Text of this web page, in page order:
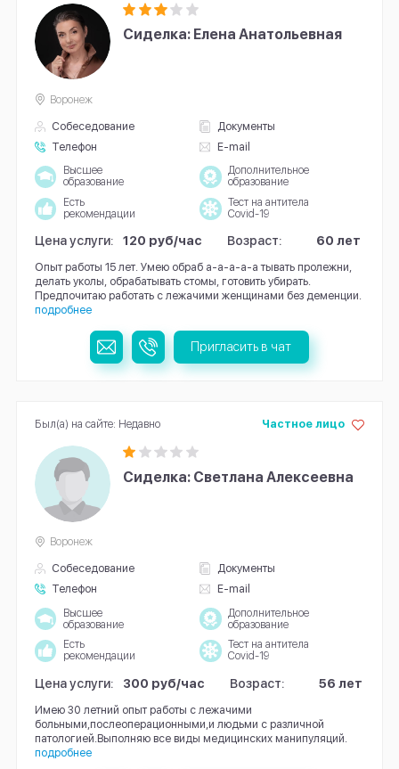
Сиделка: Елена Анатольевная
Собеседование
Документы
Телефон
E-mail
Воронеж
Высшее
образование
Дополнительное
образование
Есть
рекомендации
Тест на антитела
Covid-19
Цена услуги: 120 руб/час Возраст: 60 лет
Опыт работы 15 лет. Умею обраб а-а-а-а-а тывать пролежни,
делать уколы, обрабатывать стомы, готовить убирать.
Предпочитаю работать с лежачими женщинами без деменции.
подробнее
Пригласить в чат
Сиделка: Светлана Алексеевна
Собеседование
Документы
Телефон
E-mail
Частное лицо
Воронеж
Высшее
образование
Дополнительное
образование
Есть
рекомендации
Тест на антитела
Covid-19
Цена услуги: 300 руб/час Возраст: 56 лет
Имею 30 летний опыт работы с лежачими
больными,послеоперационными,и людьми с различной
патологией.Выполняю все виды медицинских манипуляций.
подробнее
Был(а) на сайте: Недавно